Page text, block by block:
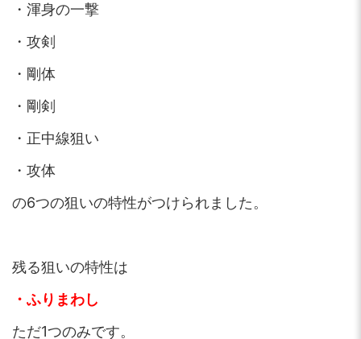
・渾身の一撃
・攻剣
・剛体
・剛剣
・正中線狙い
・攻体
の6つの狙いの特性がつけられました。
残る狙いの特性は
・ふりまわし
ただ1つのみです。